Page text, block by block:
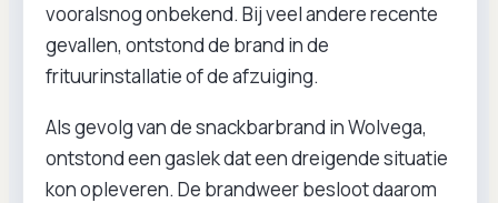
vooralsnog onbekend. Bij veel andere recente
gevallen, ontstond de brand in de
frituurinstallatie of de afzuiging.
Als gevolg van de snackbarbrand in Wolvega,
ontstond een gaslek dat een dreigende situatie
kon opleveren. De brandweer besloot daarom